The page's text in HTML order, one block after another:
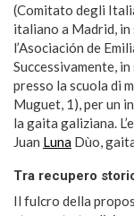
(Comitato degli
italiano a Madrid, in
l’Asociación de
Successivamente,
presso la scuola di
Muguet, 1), per un
la gaita galiziana.
Juan Luna Dùo,
Tra recupero
Il fulcro della